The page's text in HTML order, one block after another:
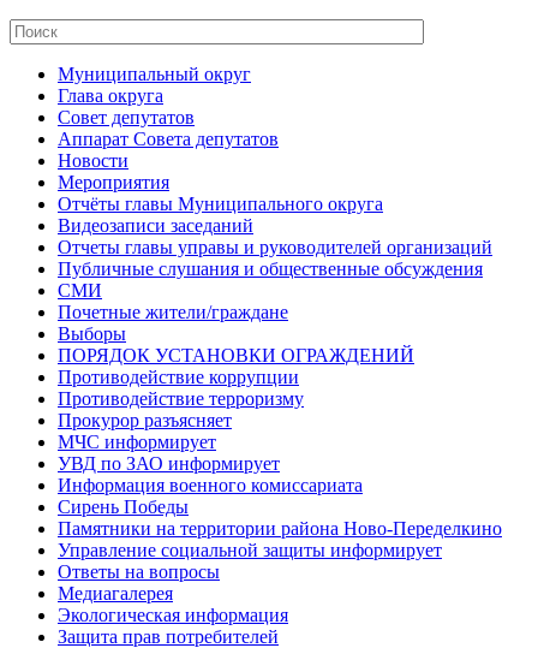
Муниципальный округ
Глава округа
Совет депутатов
Аппарат Совета депутатов
Новости
Мероприятия
Отчёты главы Муниципального округа
Видеозаписи заседаний
Отчеты главы управы и руководителей организаций
Публичные слушания и общественные обсуждения
СМИ
Почетные жители/граждане
Выборы
ПОРЯДОК УСТАНОВКИ ОГРАЖДЕНИЙ
Противодействие коррупции
Противодействие терроризму
Прокурор разъясняет
МЧС информирует
УВД по ЗАО информирует
Информация военного комиссариата
Сирень Победы
Памятники на территории района Ново-Переделкино
Управление социальной защиты информирует
Ответы на вопросы
Медиагалерея
Экологическая информация
Защита прав потребителей